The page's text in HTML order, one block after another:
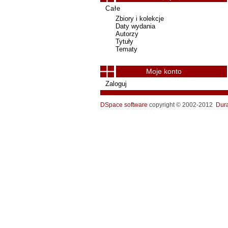
Całe
Zbiory i kolekcje
Daty wydania
Autorzy
Tytuły
Tematy
Moje konto
Zaloguj
DSpace software copyright © 2002-2012